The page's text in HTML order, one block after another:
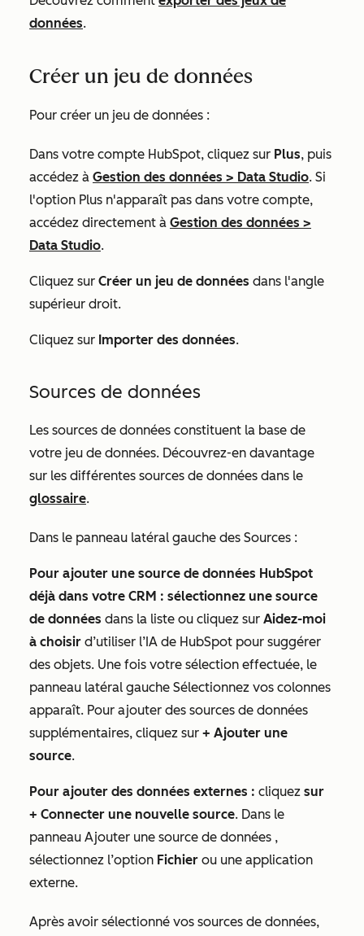
données.
Créer un jeu de données
Pour créer un jeu de données :
Dans votre compte HubSpot, cliquez sur Plus, puis
accédez à Gestion des données > Data Studio. Si
l'option Plus n'apparaît pas dans votre compte,
accédez directement à Gestion des données >
Data Studio.
Cliquez sur Créer un jeu de données dans l'angle
supérieur droit.
Cliquez sur Importer des données.
Sources de données
Les sources de données constituent la base de
votre jeu de données. Découvrez-en davantage
sur les différentes sources de données dans le
glossaire.
Dans le panneau latéral gauche des Sources :
Pour ajouter une source de données HubSpot
déjà dans votre CRM : sélectionnez une source
de données dans la liste ou cliquez sur Aidez-moi
à choisir d’utiliser l’IA de HubSpot pour suggérer
des objets. Une fois votre sélection effectuée, le
panneau latéral gauche Sélectionnez vos colonnes
apparaît. Pour ajouter des sources de données
supplémentaires, cliquez sur + Ajouter une
source.
Pour ajouter des données externes : cliquez sur
+ Connecter une nouvelle source. Dans le
panneau Ajouter une source de données ,
sélectionnez l’option Fichier ou une application
externe.
Après avoir sélectionné vos sources de données,